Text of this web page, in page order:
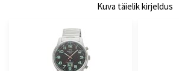
Kuva täielik kirjeldus